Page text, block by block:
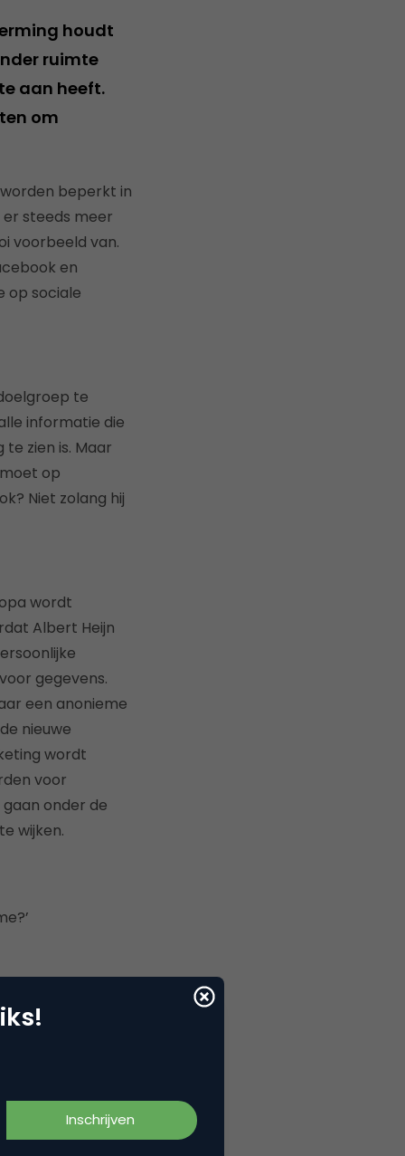
houdt
ruimte
aan heeft.
om
beperkt in
steeds meer
voorbeeld van.
en
op sociale
te
informatie die
zien is. Maar
op
Niet zolang hij
wordt
Albert Heijn
gegevens.
een anonieme
nieuwe
wordt
voor
onder de
wijken.
consument
Geen
binnen social
opleveren,